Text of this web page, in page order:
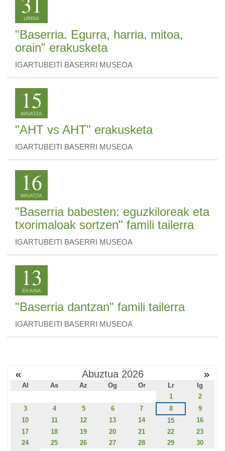
URRIA
"Baserria. Egurra, harria, mitoa,
orain" erakusketa
IGARTUBEITI BASERRI MUSEOA
15
MAIATZA
"AHT vs AHT" erakusketa
IGARTUBEITI BASERRI MUSEOA
16
MAIATZA
"Baserria babesten: eguzkiloreak eta
txorimaloak sortzen" famili tailerra
IGARTUBEITI BASERRI MUSEOA
13
EKAINA
"Baserria dantzan" famili tailerra
IGARTUBEITI BASERRI MUSEOA
« Abuztua 2026 »
Al As Az Og Or Lr
Ig
1
2
3
4 5 6 7 8
9
10
11 12 13 14 15
16
17
18 19 20 21 22
23
24
25 26 27 28 29
30